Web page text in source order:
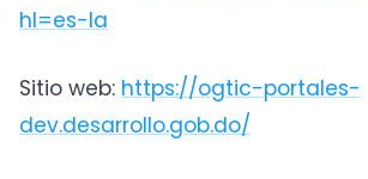
hl=es-la
Sitio web: https://ogtic-portales-
dev.desarrollo.gob.do/